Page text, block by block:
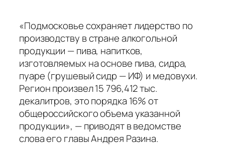
«Подмосковье сохраняет лидерство по
производству в стране алкогольной
продукции — пива, напитков,
изготовляемых на основе пива, сидра,
пуаре (грушевый сидр — ИФ) и медовухи.
Регион произвел 15 796,412 тыс.
декалитров, это порядка 16% от
общероссийского объема указанной
продукции», — приводят в ведомстве
слова его главы Андрея Разина.